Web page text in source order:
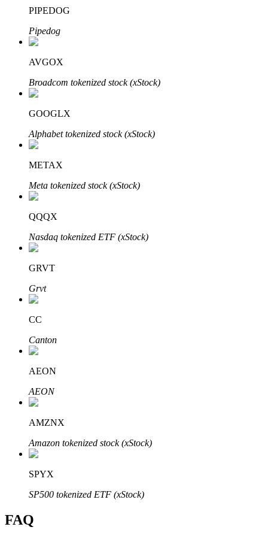
Leer staken
Meer informatie over het verdienen van passief inkomen
Bitrue
AI
Bitrue-partners
PIPEDOG
Pipedog
AVGOX
Broadcom tokenized stock (xStock)
GOOGLX
Alphabet tokenized stock (xStock)
METAX
Meta tokenized stock (xStock)
QQQX
Nasdaq tokenized ETF (xStock)
GRVT
Grvt
CC
Canton
AEON
AEON
AMZNX
Amazon tokenized stock (xStock)
SPYX
SP500 tokenized ETF (xStock)
FAQ